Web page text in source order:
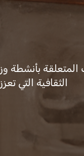
بأنشطة
الثقافية التي